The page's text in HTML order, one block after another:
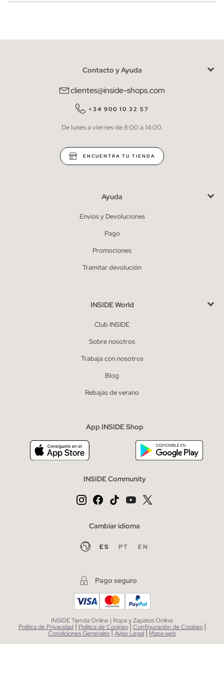
He leído y entiendo lapolítica de privacidad
QUIERO SUSCRIBIRME
* Puedes cancelar la suscripción en cualquier momento.
Contacto y Ayuda
clientes@inside-shops.com
+34 900 10 32 57
De lunes a viernes de 8:00 a 14:00.
ENCUENTRA TU TIENDA
Ayuda
Envíos y Devoluciones
Pago
Promociones
Tramitar devolución
INSIDE World
Club INSIDE
Sobre nosotros
Trabaja con nosotros
Blog
Rebajas de verano
App INSIDE Shop
INSIDE Community
Cambiar idioma
ES PT EN
Pago seguro
INSIDE Tienda Online | Ropa y Zapatos Online
Política de Privacidad | Política de Cookies| Configuración de Cookies |
Condiciones Generales|Aviso Legal| Mapa web